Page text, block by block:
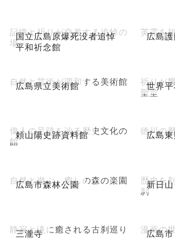
国立広島原爆死没者追悼
平和祈念館
記憶と祈りが交差する追悼の
場
広島
英霊を
広島県立美術館
自然と芸術が調和する美術館 世界
祈りが
聖堂
頼山陽史跡資料館
偉人の足跡を辿る歴史文化の
館
広島
徳川の
広島市森林公園
自然と遊ぶ、癒しの森の楽園 新日
歴史を
刹
三瀧寺
静寂と滝に癒される古刹巡り 広島
漫画の